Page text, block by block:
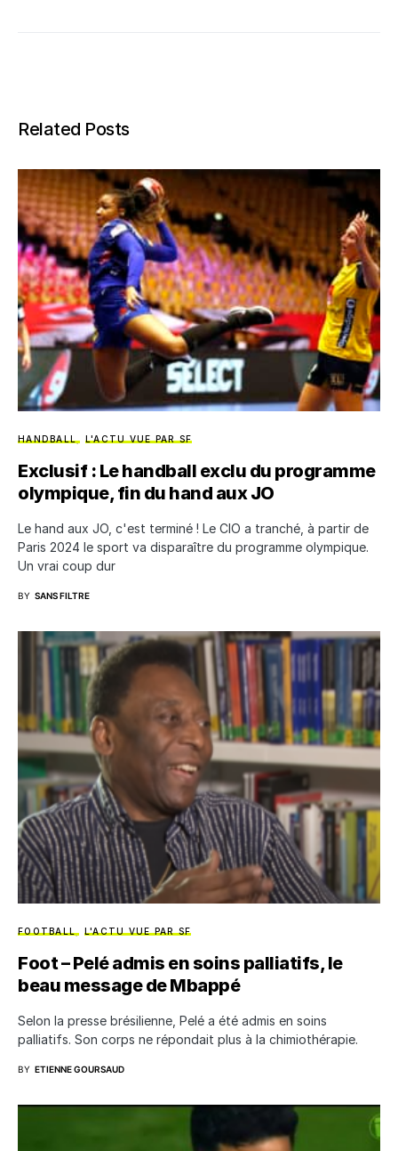
Related Posts
HANDBALL L'ACTU VUE PAR SF
Exclusif : Le handball exclu du programme
olympique, fin du hand aux JO
Le hand aux JO, c'est terminé ! Le CIO a tranché, à partir de
Paris 2024 le sport va disparaître du programme olympique.
Un vrai coup dur
BY SANS FILTRE
FOOTBALL L'ACTU VUE PAR SF
Foot – Pelé admis en soins palliatifs, le
beau message de Mbappé
Selon la presse brésilienne, Pelé a été admis en soins
palliatifs. Son corps ne répondait plus à la chimiothérapie.
BY ETIENNE GOURSAUD